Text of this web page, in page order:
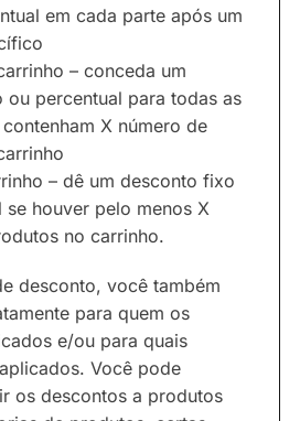
em cada parte após um
– conceda um
percentual para todas as
X número de
– dê um desconto fixo
se houver pelo menos X
no carrinho.
desconto, você também
para quem os
e/ou para quais
Você pode
os descontos a produtos